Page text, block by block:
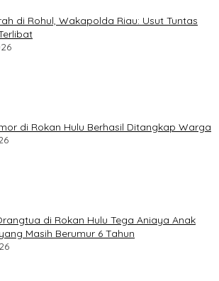
di Rohul, Wakapolda Riau: Usut Tuntas
di Rokan Hulu Berhasil Ditangkap Warga
di Rokan Hulu Tega Aniaya Anak
Masih Berumur 6 Tahun